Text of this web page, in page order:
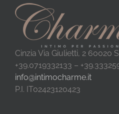
Cinzia Via Giulietti, 2 60020
+39.0719332133 –
info@intimocharme.it
P.I. IT02423120423